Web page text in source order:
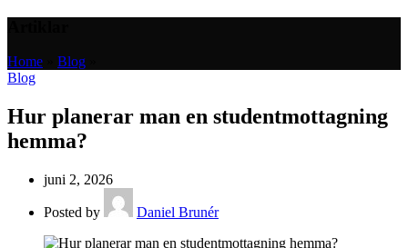
Home Blog
Blog
Hur planerar man en studentmottagning
hemma?
juni 2, 2026
Posted by Daniel Brunér